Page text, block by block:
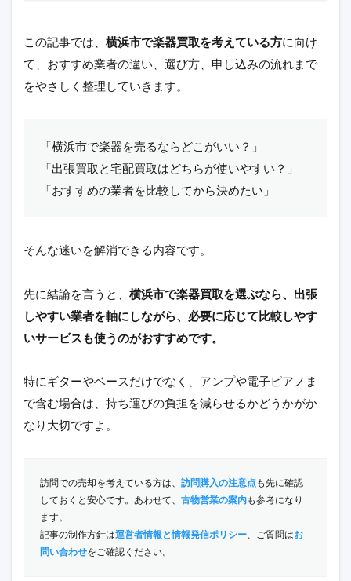
この記事では、 横浜市で楽器買取を考えている方に向け
て、おすすめ業者の違い、選び方、申し込みの流れまで
をやさしく整理していきます。
「横浜市で楽器を売るならどこがいい？」
「出張買取と宅配買取はどちらが使いやすい？」
「おすすめの業者を比較してから決めたい」
そんな迷いを解消できる内容です。
先に結論を言うと、 横浜市で楽器買取を選ぶなら、出張
しやすい業者を軸にしながら、必要に応じて比較しやす
いサービスも使うのがおすすめです。
特にギターやベースだけでなく、アンプや電子ピアノま
で含む場合は、持ち運びの負担を減らせるかどうかがか
なり大切ですよ。
訪問での売却を考えている方は、 訪問購入の注意点も先に確認
しておくと安心です。あわせて、 古物営業の案内も参考になり
ます。
記事の制作方針は運営者情報と情報発信ポリシー 、ご質問はお
問い合わせをご確認ください。